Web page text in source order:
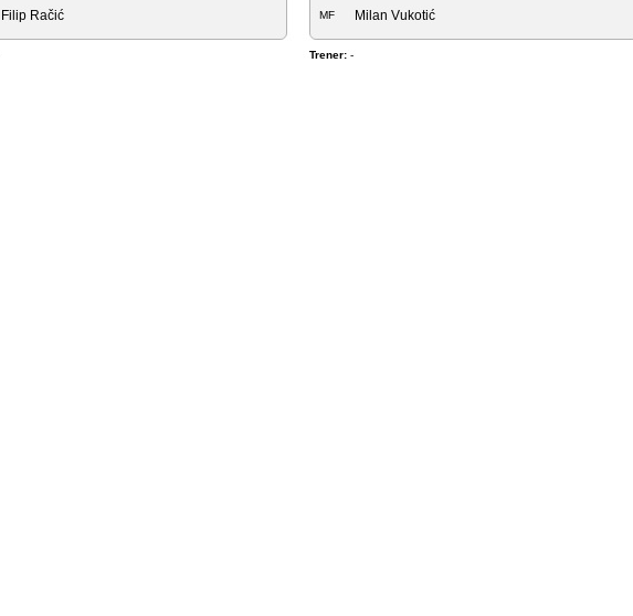
Filip Račić MF Milan Vukotić
Trener: -